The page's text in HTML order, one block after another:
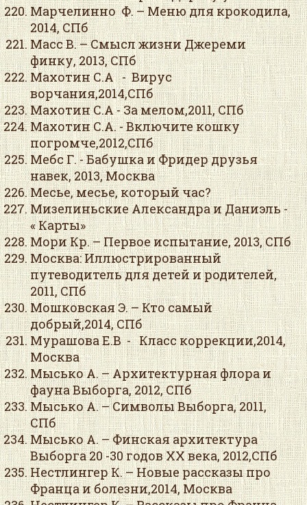
Марчелинно Ф. – Меню для крокодила,
2014, СПб
Масс В. – Смысл жизни Джереми
финку, 2013, СПб
Махотин С.А - Вирус
ворчания,2014,СПб
Махотин С.А - За мелом,2011, СПб
Махотин С.А. - Включите кошку
погромче,2012,СПб
Мебс Г. - Бабушка и Фридер друзья
навек, 2013, Москва
Месье, месье, который час?
Мизелиньские Александра и Даниэль -
« Карты»
Мори Кр. – Первое испытание, 2013, СПб
Москва: Иллюстрированный
путеводитель для детей и родителей,
2011, СПб
Мошковская Э. – Кто самый
добрый,2014, СПб
Мурашова Е.В - Класс коррекции,2014,
Москва
Мысько А. – Архитектурная флора и
фауна Выборга, 2012, СПб
Мысько А. – Символы Выборга, 2011,
СПб
Мысько А. – Финская архитектура
Выборга 20 -30 годов ХХ века, 2012,СПб
Нестлингер К. – Новые рассказы про
Франца и болезни,2014, Москва